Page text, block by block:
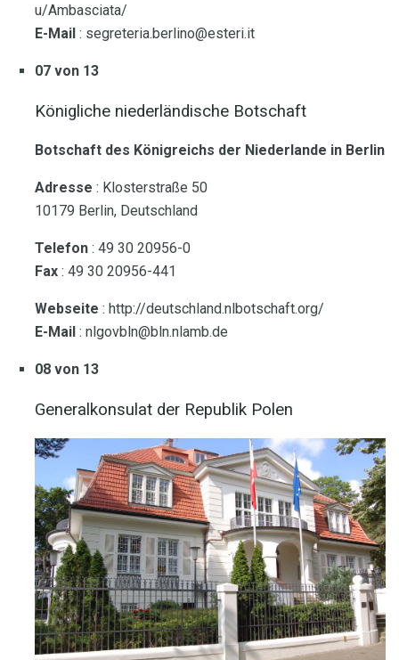
u/Ambasciata/
E-Mail : segreteria.berlino@esteri.it
07 von 13
Königliche niederländische Botschaft
Botschaft des Königreichs der Niederlande in Berlin
Adresse : Klosterstraße 50
10179 Berlin, Deutschland
Telefon : 49 30 20956-0
Fax : 49 30 20956-441
Webseite : http://deutschland.nlbotschaft.org/
E-Mail : nlgovbln@bln.nlamb.de
08 von 13
Generalkonsulat der Republik Polen